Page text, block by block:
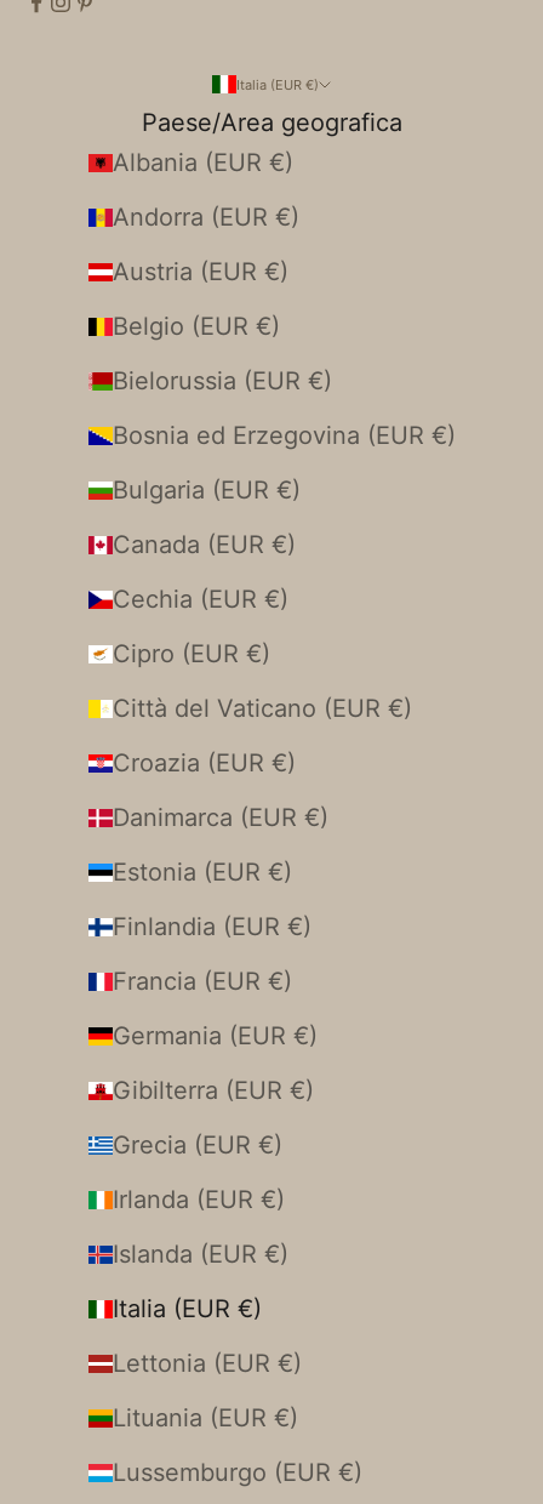
Italia (EUR €)
Paese/Area geografica
Albania (EUR €)
Andorra (EUR €)
Austria (EUR €)
Belgio (EUR €)
Bielorussia (EUR €)
Bosnia ed Erzegovina (EUR €)
Bulgaria (EUR €)
Canada (EUR €)
Cechia (EUR €)
Cipro (EUR €)
Città del Vaticano (EUR €)
Croazia (EUR €)
Danimarca (EUR €)
Estonia (EUR €)
Finlandia (EUR €)
Francia (EUR €)
Germania (EUR €)
Gibilterra (EUR €)
Grecia (EUR €)
Irlanda (EUR €)
Islanda (EUR €)
Italia (EUR €)
Lettonia (EUR €)
Lituania (EUR €)
Lussemburgo (EUR €)